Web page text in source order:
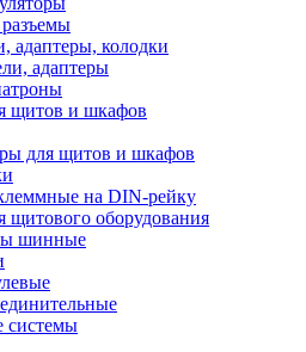
адаптеры, колодки
адаптеры
щитов и шкафов
для щитов и шкафов
на DIN-рейку
щитового оборудования
шинные
системы